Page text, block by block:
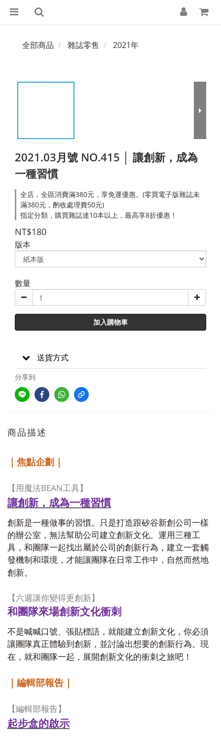
全部商品 雜誌零售 2021年
2021.03月號 NO.415 │ 讓創新，成為
一種習慣
全店，全區消費滿380元，享免運優惠。(零買電子版雜誌未
滿380元，酌收處理費50元)
指定分類，購買雜誌達10本以上，最高享8折優惠！
NT$180
版本
數量
加入購物車
送貨方式
分享到
商品描述
｜焦點企劃｜
【用魔法BEAN工具】
讓創新，成為一種習慣
創新是一種做事的習慣。只是打造跟矽谷新創公司一樣
的辦公室，無法幫助公司建立創新文化。運用三種工
具，和團隊一起找出屬於公司的創新行為，建立一套觸
發機制和環境，才能讓團隊在日常工作中，自然而然地
創新。
【六週讓你變得更創新】
和團隊來場創新文化衝刺
不是喊喊口號、張貼標語，就能建立創新文化，你必須
讓團隊真正體驗到創新，並討論出想要的創新行為。現
在，就和團隊一起，展開創新文化的衝刺之旅吧！
｜編輯部報告｜
【編輯部報告】
起步盒的啟示